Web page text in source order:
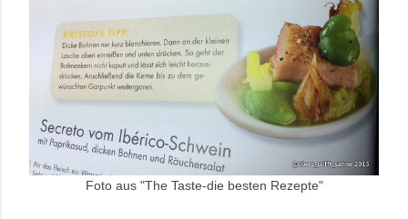
Foto aus "The Taste-die besten Rezepte"